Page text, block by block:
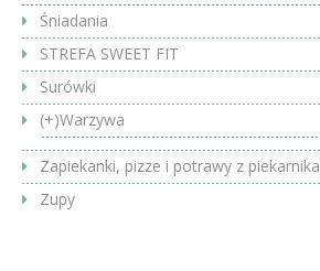
Śniadania
STREFA SWEET FIT
Surówki
(+)Warzywa
Zapiekanki, pizze i potrawy z piekarnika
Zupy